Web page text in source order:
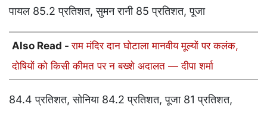
पायल 85.2 प्रतिशत, सुमन रानी 85 प्रतिशत, पूजा
Also Read -राम मंदिर दान घोटाला मानवीय मूल्यों पर कलंक,
दोषियों को किसी कीमत पर न बख्शे अदालत — दीपा शर्मा
84.4 प्रतिशत, सोनिया 84.2 प्रतिशत, पूजा 81 प्रतिशत,